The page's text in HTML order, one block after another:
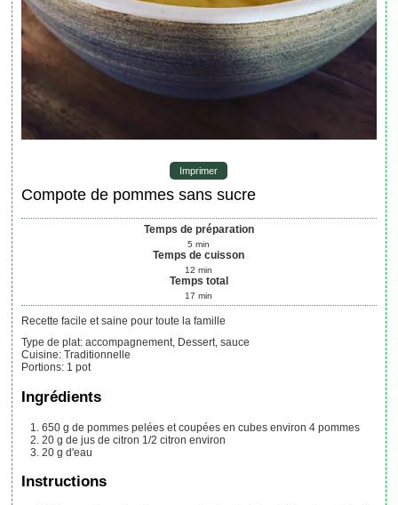
Imprimer
Compote de pommes sans sucre
Temps de préparation
5 min
Temps de cuisson
12 min
Temps total
17 min
Recette facile et saine pour toute la famille
Type de plat: accompagnement, Dessert, sauce
Cuisine: Traditionnelle
Portions: 1 pot
Ingrédients
650 g de pommes pelées et coupées en cubes environ 4 pommes
20 g de jus de citron 1/2 citron environ
20 g d'eau
Instructions